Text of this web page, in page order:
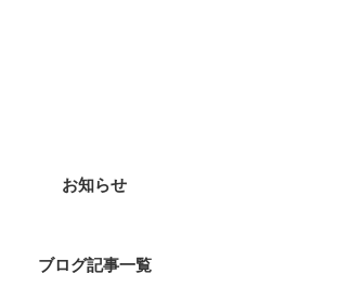
お知らせ
ブログ記事一覧